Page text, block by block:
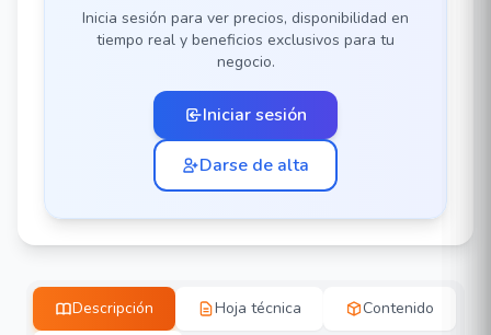
Inicia sesión para ver precios, disponibilidad en
tiempo real y beneficios exclusivos para tu
negocio.
Iniciar sesión
Darse de alta
Descripción Hoja técnica Contenido